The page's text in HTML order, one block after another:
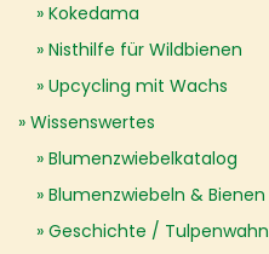
Kokedama
Nisthilfe für Wildbienen
Upcycling mit Wachs
Wissenswertes
Blumenzwiebelkatalog
Blumenzwiebeln & Bienen
Geschichte / Tulpenwahn